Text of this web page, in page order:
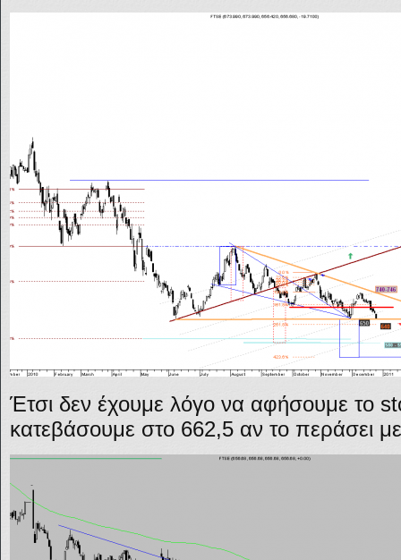
Έτσι δεν έχουμε λόγο να αφήσουμε το
κατεβάσουμε στο 662,5 αν το περάσει